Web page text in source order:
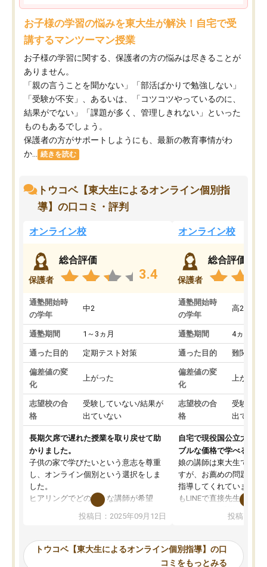
お子様の学習の悩みを東大生が解決！自宅で受
講するマンツーマン授業
お子様の学習に関する、保護者の方の悩みは尽きることが
ありません。
「親の言うことを聞かない」「部活ばかりで勉強しない」
「受験が不安」、あるいは、「コツコツやっているのに、
結果がでない」「課題が多く、管理しきれない」といった
ものもあるでしょう。
保護者の方がサポートしようにも、最新の教育事情がわ
か...
続きを読む
トウコベ【東大生によるオンライン個別指
導】の口コミ・評判
オンライン校
保護者
総合評価
3.4
通塾開始時
の学年
中2
通塾期間 1～3ヵ月
通った目的 定期テスト対策
偏差値の変
化
上がった
志望校の合
格
受験していない/結果が
出ていない
長期欠席で遅れた授業を取り戻せて助
かりました。
子供の家で学びたいという意志を尊重
し、オンライン個別という選択をしま
した。
ヒアリングでどのような講師が希望
か、オプションは付帯するかなど選ぶ
事が出来ました。
ーティングを行い、その講師で良いか
投稿日：2025年09月12日
オンライン校
保護者
総合評価
通塾開始時
の学年
高2
通塾期間 4ヵ月～1
通った目的 難関私立
偏差値の変
化
上がった
志望校の合
格
受験して
出ていな
自宅で現役国公立大学生
ブルな価格で学べる
娘の講師は東大生では無
すが、お薦めの問題集や
指導してくれています。
もLINEで直接先生に質問
めれるので、個人に合
いなのがあり(有料)、受
ことをどんなスケジュー
投稿日：
トウコベ【東大生によるオンライン個別指導】の口
コミをもっとみる